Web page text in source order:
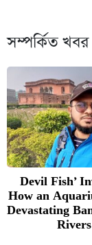
সম্পর্কিত খবর
Devil Fish’
How an
Devastating
Rivers